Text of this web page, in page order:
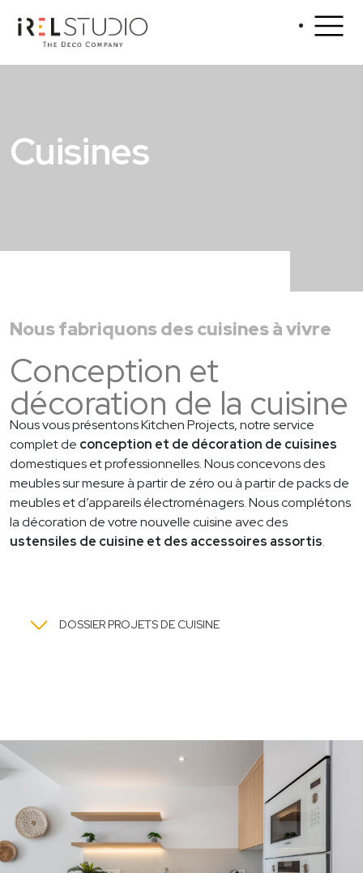
Cuisines
Nous fabriquons des cuisines à vivre
Conception et
décoration de la cuisine
Nous vous présentons Kitchen Projects, notre service
complet de conception et de décoration de cuisines
domestiques et professionnelles. Nous concevons des
meubles sur mesure à partir de zéro ou à partir de packs de
meubles et d’appareils électroménagers. Nous complétons
la décoration de votre nouvelle cuisine avec des
ustensiles de cuisine et des accessoires assortis.
DOSSIER PROJETS DE CUISINE